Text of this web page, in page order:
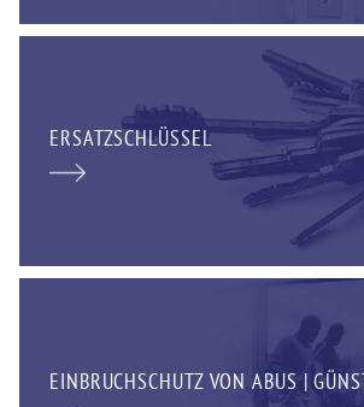
ERSATZSCHLÜSSEL
EINBRUCHSCHUTZ VON ABUS |